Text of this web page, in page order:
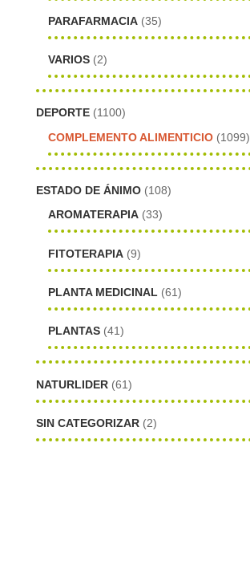
PARAFARMACIA (35)
VARIOS (2)
DEPORTE (1100)
COMPLEMENTO ALIMENTICIO (1099)
ESTADO DE ÁNIMO (108)
AROMATERAPIA (33)
FITOTERAPIA (9)
PLANTA MEDICINAL (61)
PLANTAS (41)
NATURLIDER (61)
SIN CATEGORIZAR (2)